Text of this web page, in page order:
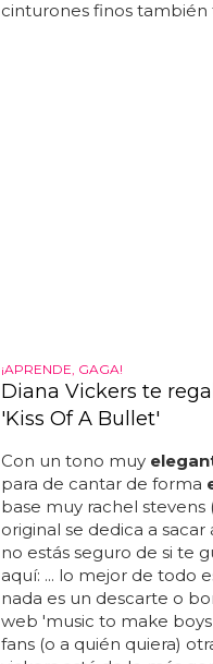
cinturones finos también
¡APRENDE, GAGA!
Diana Vickers te
'Kiss Of A Bullet'
Con un tono muy
para de cantar de forma
base muy rachel stevens
original se dedica a
no estás seguro de si te
aquí: ... lo mejor de todo
nada es un descarte o
web 'music to make
fans (o a quién quiera)